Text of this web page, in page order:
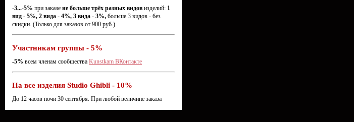
-3...-5% при заказе не больше трёх разных видов изделий: 1
вид - 5%, 2 вида - 4%, 3 вида - 3%, больше 3 видов - без
скидки. (Только для заказов от 900 руб.)
Участникам группы - 5%
-5% всем членам сообщества Kunstkam ВКонтакте
На все изделия Studio Ghibli - 10%
До 12 часов ночи 30 сентября. При любой величине заказа